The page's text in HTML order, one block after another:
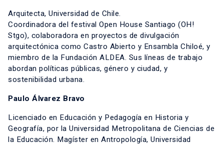
Arquitecta, Universidad de Chile.
Coordinadora del festival Open House Santiago (OH!
Stgo), colaboradora en proyectos de divulgación
arquitectónica como Castro Abierto y Ensambla Chiloé, y
miembro de la Fundación ALDEA. Sus líneas de trabajo
abordan políticas públicas, género y ciudad, y
sostenibilidad urbana.
Paulo Álvarez Bravo
Licenciado en Educación y Pedagogía en Historia y
Geografía, por la Universidad Metropolitana de Ciencias de
la Educación. Magíster en Antropología, Universidad